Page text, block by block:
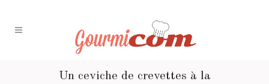
Un ceviche de crevettes à la